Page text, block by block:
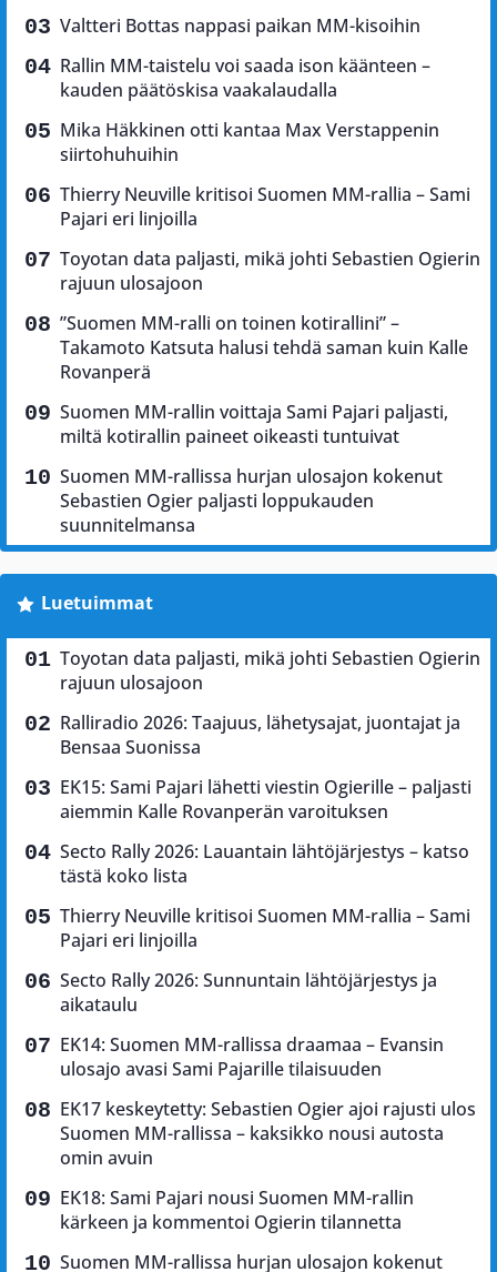
Valtteri Bottas nappasi paikan MM-kisoihin
Rallin MM-taistelu voi saada ison käänteen –
kauden päätöskisa vaakalaudalla
Mika Häkkinen otti kantaa Max Verstappenin
siirtohuhuihin
Thierry Neuville kritisoi Suomen MM-rallia – Sami
Pajari eri linjoilla
Toyotan data paljasti, mikä johti Sebastien Ogierin
rajuun ulosajoon
”Suomen MM-ralli on toinen kotirallini” –
Takamoto Katsuta halusi tehdä saman kuin Kalle
Rovanperä
Suomen MM-rallin voittaja Sami Pajari paljasti,
miltä kotirallin paineet oikeasti tuntuivat
Suomen MM-rallissa hurjan ulosajon kokenut
Sebastien Ogier paljasti loppukauden
suunnitelmansa
Luetuimmat
Toyotan data paljasti, mikä johti Sebastien Ogierin
rajuun ulosajoon
Ralliradio 2026: Taajuus, lähetysajat, juontajat ja
Bensaa Suonissa
EK15: Sami Pajari lähetti viestin Ogierille – paljasti
aiemmin Kalle Rovanperän varoituksen
Secto Rally 2026: Lauantain lähtöjärjestys – katso
tästä koko lista
Thierry Neuville kritisoi Suomen MM-rallia – Sami
Pajari eri linjoilla
Secto Rally 2026: Sunnuntain lähtöjärjestys ja
aikataulu
EK14: Suomen MM-rallissa draamaa – Evansin
ulosajo avasi Sami Pajarille tilaisuuden
EK17 keskeytetty: Sebastien Ogier ajoi rajusti ulos
Suomen MM-rallissa – kaksikko nousi autosta
omin avuin
EK18: Sami Pajari nousi Suomen MM-rallin
kärkeen ja kommentoi Ogierin tilannetta
Suomen MM-rallissa hurjan ulosajon kokenut